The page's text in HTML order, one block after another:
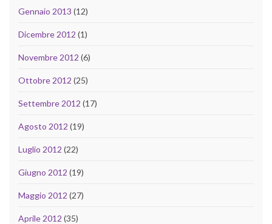
Gennaio 2013 (12)
Dicembre 2012 (1)
Novembre 2012 (6)
Ottobre 2012 (25)
Settembre 2012 (17)
Agosto 2012 (19)
Luglio 2012 (22)
Giugno 2012 (19)
Maggio 2012 (27)
Aprile 2012 (35)